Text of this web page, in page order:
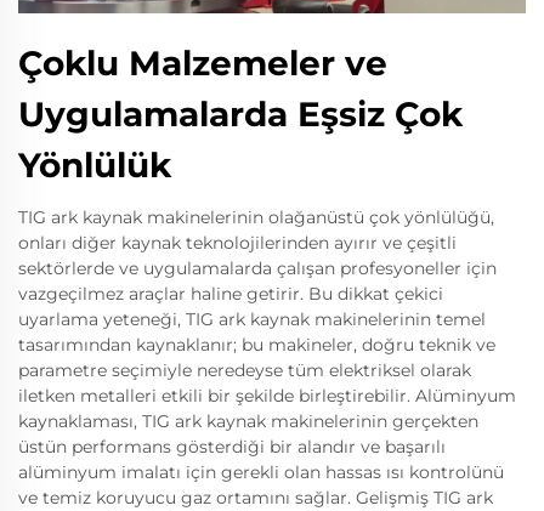
Çoklu Malzemeler ve
Uygulamalarda Eşsiz Çok
Yönlülük
TIG ark kaynak makinelerinin olağanüstü çok yönlülüğü,
onları diğer kaynak teknolojilerinden ayırır ve çeşitli
sektörlerde ve uygulamalarda çalışan profesyoneller için
vazgeçilmez araçlar haline getirir. Bu dikkat çekici
uyarlama yeteneği, TIG ark kaynak makinelerinin temel
tasarımından kaynaklanır; bu makineler, doğru teknik ve
parametre seçimiyle neredeyse tüm elektriksel olarak
iletken metalleri etkili bir şekilde birleştirebilir. Alüminyum
kaynaklaması, TIG ark kaynak makinelerinin gerçekten
üstün performans gösterdiği bir alandır ve başarılı
alüminyum imalatı için gerekli olan hassas ısı kontrolünü
ve temiz koruyucu gaz ortamını sağlar. Gelişmiş TIG ark